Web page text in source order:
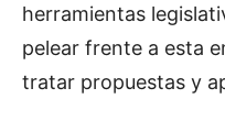
herramientas
pelear frente a esta
tratar propuestas y